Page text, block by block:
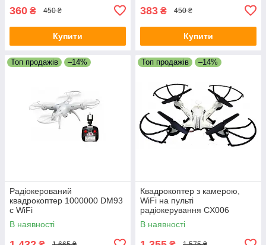
360 ₴ 450 ₴
Купити
383 ₴ 450 ₴
Купити
Топ продажів –14%
Радіокерований
квадрокоптер 1000000 DM93
c WiFi
В наявності
Топ продажів –14%
Квадрокоптер з камерою,
WiFi на пульті
радіокерування CX006
В наявності